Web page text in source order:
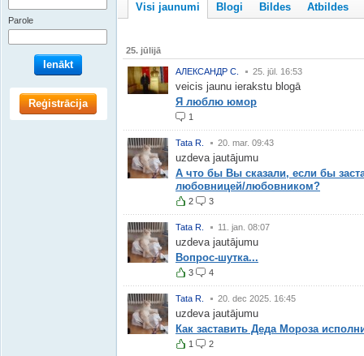
Visi jaunumi Blogi Bildes Atbildes
25. jūlijā
АЛЕКСАНДР С. 25. jūl. 16:53
veicis jaunu ierakstu blogā
Я люблю юмор
1
Tata R. 20. mar. 09:43
uzdeva jautājumu
А что бы Вы сказали, если бы
любовницей/любовником?
2 3
Tata R. 11. jan. 08:07
uzdeva jautājumu
Вопрос-шутка...
3 4
Tata R. 20. dec 2025. 16:45
uzdeva jautājumu
Как заставить Деда Мороза
1 2
Parole
Ienākt
Reģistrācija